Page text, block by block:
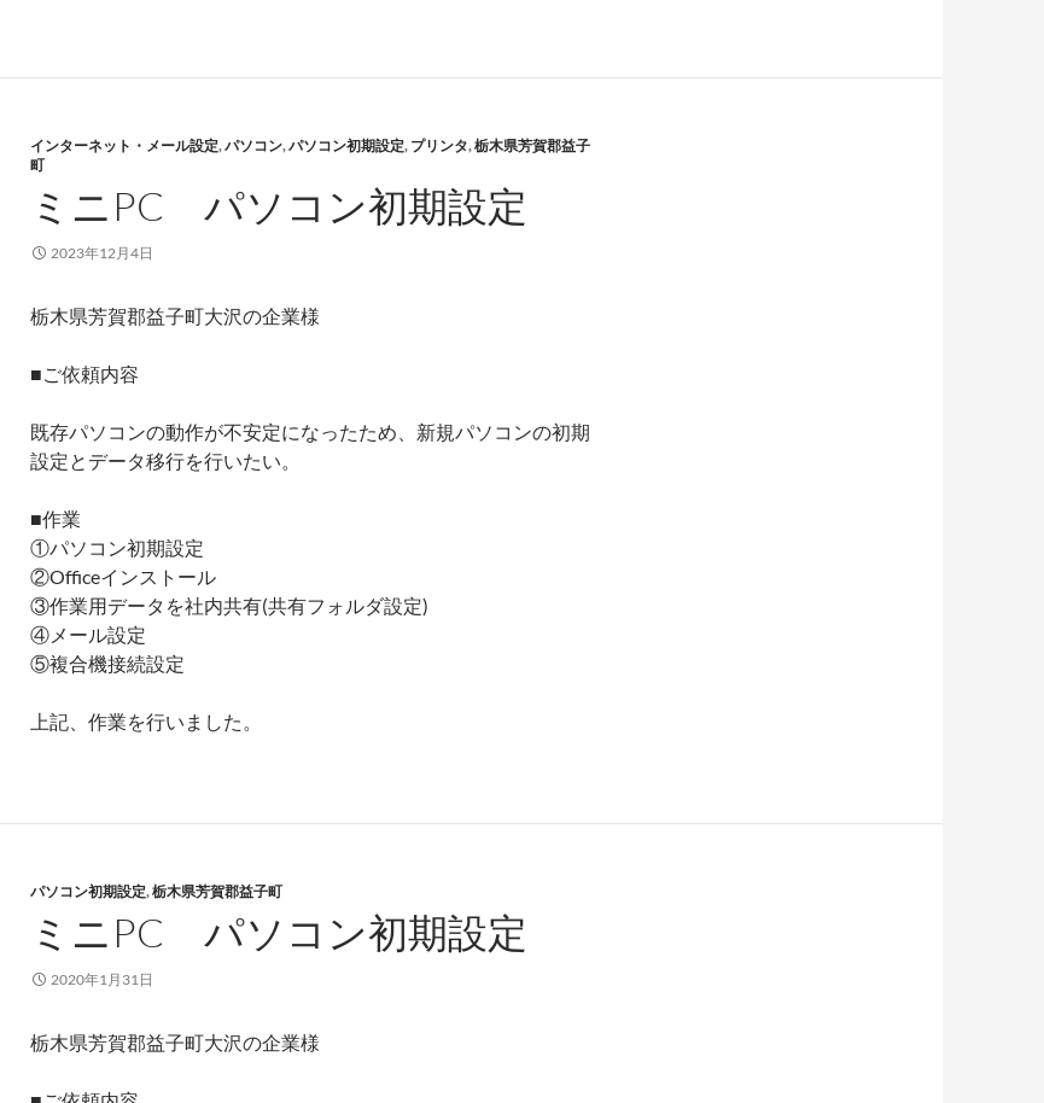
インターネット・メール設定,パソコン,パソコン初期設定, プリンタ,栃木県芳賀郡益子
町
ミニPC パソコン初期設定
2023年12月4日
栃木県芳賀郡益子町大沢の企業様
■ご依頼内容
既存パソコンの動作が不安定になったため、新規パソコンの初期
設定とデータ移行を行いたい。
■作業
①パソコン初期設定
②Officeインストール
③作業用データを社内共有(共有フォルダ設定)
④メール設定
⑤複合機接続設定
上記、作業を行いました。
パソコン初期設定,栃木県芳賀郡益子町
ミニPC パソコン初期設定
2020年1月31日
栃木県芳賀郡益子町大沢の企業様